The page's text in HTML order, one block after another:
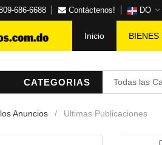
686-6688 Contáctenos! DO
Inicio BIENES
CATEGORIAS Todas las
Anuncios Ultimas Publicaciones